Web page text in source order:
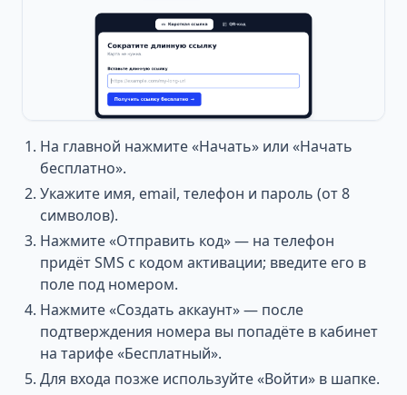
На главной нажмите «Начать» или «Начать
бесплатно».
Укажите имя, email, телефон и пароль (от 8
символов).
Нажмите «Отправить код» — на телефон
придёт SMS с кодом активации; введите его в
поле под номером.
Нажмите «Создать аккаунт» — после
подтверждения номера вы попадёте в кабинет
на тарифе «Бесплатный».
Для входа позже используйте «Войти» в шапке.